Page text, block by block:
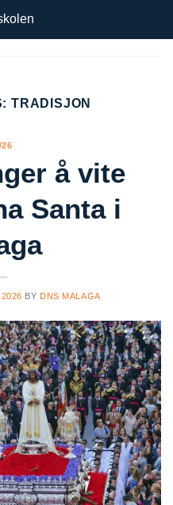
TRADISJON
26
å vite
Santa i
BY DNS MALAGA